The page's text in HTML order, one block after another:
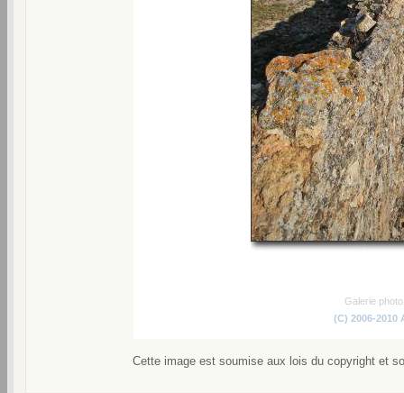
Galerie
(C) 2006-2010
Cette image est soumise aux lois du copyright et